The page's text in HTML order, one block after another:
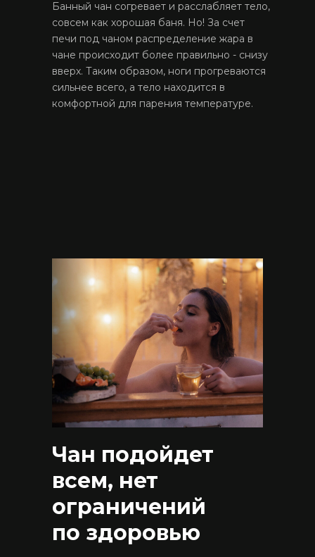
Банный чан согревает и расслабляет тело,
совсем как хорошая баня. Но! За счет
печи под чаном распределение жара в
чане происходит более правильно - снизу
вверх. Таким образом, ноги прогреваются
сильнее всего, а тело находится в
комфортной для парения температуре.
Чан подойдет
всем, нет
ограничений
по здоровью